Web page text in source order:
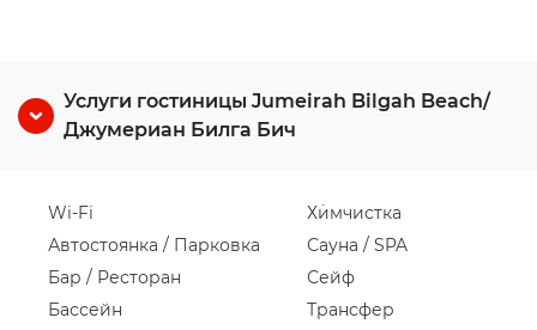
Услуги гостиницы Jumeirah Bilgah Beach/
Джумериан Билга Бич
Wi-Fi
Автостоянка / Парковка
Бар / Ресторан
Бассейн
Химчистка
Сауна / SPA
Сейф
Трансфер